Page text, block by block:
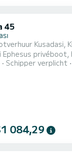
45
Kusadasi,
Ephesus
Barbecue,
Schipper verplicht
084,29